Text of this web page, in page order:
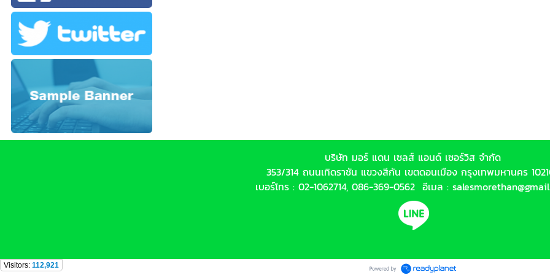
บริษัท มอร์ แดน เซลส์ แอนด์ เซอร์วิส จำกัด
353/314 ถนนเทิดราชัน แขวงสีกัน เขตดอนเมือง กรุงเทพมหานคร
เบอร์โทร : 02-1062714, 086-369-0562 อีเมล :
Visitors: 112,921